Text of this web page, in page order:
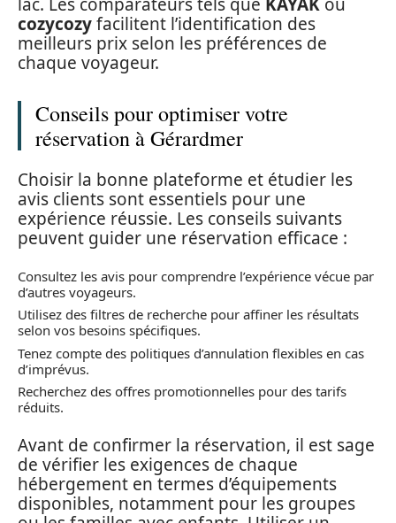
cozycozyfacilitent l’identification des
meilleurs prix selon les préférences de
chaque voyageur.
Conseils pour optimiser votre
réservation à Gérardmer
Choisir la bonne plateforme et étudier les
avis clients sont essentiels pour une
expérience réussie. Les conseils suivants
peuvent guider une réservation efficace :
Consultez les avis pour comprendre l’expérience vécue par
d’autres voyageurs.
Utilisez des filtres de recherche pour affiner les résultats
selon vos besoins spécifiques.
Tenez compte des politiques d’annulation flexibles en cas
d’imprévus.
Recherchez des offres promotionnelles pour des tarifs
réduits.
Avant de confirmer la réservation, il est sage
de vérifier les exigences de chaque
hébergement en termes d’équipements
disponibles, notamment pour les groupes